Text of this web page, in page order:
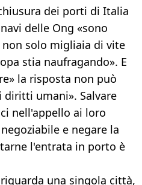
dei porti di Italia
delle Ong «sono
solo migliaia di vite
stia naufragando». E
la risposta non può
diritti umani». Salvare
nell'appello ai loro
e negare la
l'entrata in porto è
una singola città,